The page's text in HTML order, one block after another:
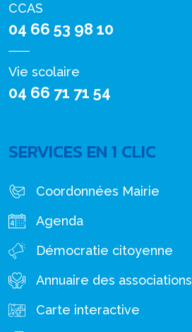
CCAS
04 66 53 98 10
Vie scolaire
04 66 71 71 54
SERVICES EN 1 CLIC
Coordonnées Mairie
Agenda
Démocratie citoyenne
Annuaire des associations
Carte interactive